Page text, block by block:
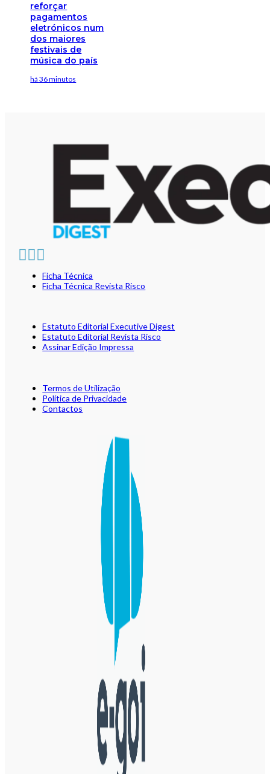
reforçar
pagamentos
eletrónicos num
dos maiores
festivais de
música do país
há 36 minutos
Ficha Técnica
Ficha Técnica Revista Risco
Estatuto Editorial Executive Digest
Estatuto Editorial Revista Risco
Assinar Edição Impressa
Termos de Utilização
Política de Privacidade
Contactos